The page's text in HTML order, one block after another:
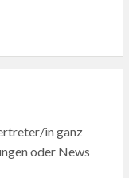
in ganz
oder News